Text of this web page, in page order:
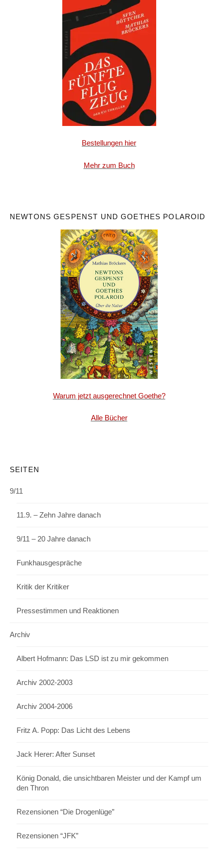
Bestellungen hier
Mehr zum Buch
NEWTONS GESPENST UND GOETHES POLAROID
Warum jetzt ausgerechnet Goethe?
Alle Bücher
SEITEN
9/11
11.9. – Zehn Jahre danach
9/11 – 20 Jahre danach
Funkhausgespräche
Kritik der Kritiker
Pressestimmen und Reaktionen
Archiv
Albert Hofmann: Das LSD ist zu mir gekommen
Archiv 2002-2003
Archiv 2004-2006
Fritz A. Popp: Das Licht des Lebens
Jack Herer: After Sunset
König Donald, die unsichtbaren Meister und der Kampf um
den Thron
Rezensionen “Die Drogenlüge”
Rezensionen “JFK”